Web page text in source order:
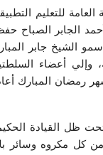
للتعليم
الجابر الصباح
الشيخ جابر
وإلي أعضاء
رمضان المبارك
ظل القيادة
من كل مكروه وسائر